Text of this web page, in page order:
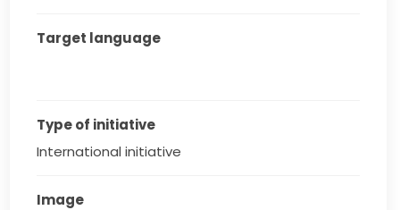
Target language
Type of initiative
International initiative
Image